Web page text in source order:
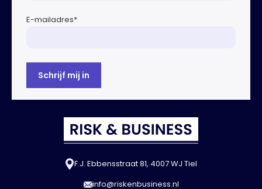
E-mailadres*
F.J. Ebbensstraat 81, 4007 WJ Tiel
info@riskenbusiness.nl